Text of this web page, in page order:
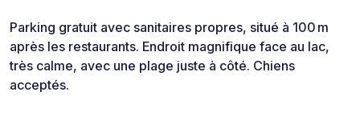
Parking gratuit avec sanitaires propres, situé à 100 m
après les restaurants. Endroit magnifique face au lac,
très calme, avec une plage juste à côté. Chiens
acceptés.